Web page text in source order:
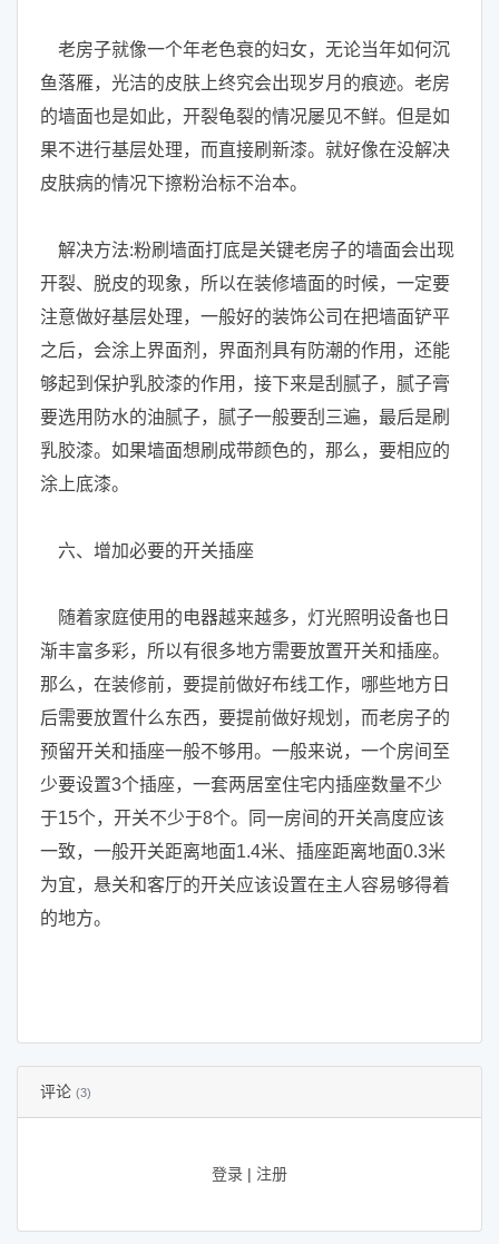
老房子就像一个年老色衰的妇女，无论当年如何沉
鱼落雁，光洁的皮肤上终究会出现岁月的痕迹。老房
的墙面也是如此，开裂龟裂的情况屡见不鲜。但是如
果不进行基层处理，而直接刷新漆。就好像在没解决
皮肤病的情况下擦粉治标不治本。
解决方法:粉刷墙面打底是关键老房子的墙面会出现
开裂、脱皮的现象，所以在装修墙面的时候，一定要
注意做好基层处理，一般好的装饰公司在把墙面铲平
之后，会涂上界面剂，界面剂具有防潮的作用，还能
够起到保护乳胶漆的作用，接下来是刮腻子，腻子膏
要选用防水的油腻子，腻子一般要刮三遍，最后是刷
乳胶漆。如果墙面想刷成带颜色的，那么，要相应的
涂上底漆。
六、增加必要的开关插座
随着家庭使用的电器越来越多，灯光照明设备也日
渐丰富多彩，所以有很多地方需要放置开关和插座。
那么，在装修前，要提前做好布线工作，哪些地方日
后需要放置什么东西，要提前做好规划，而老房子的
预留开关和插座一般不够用。一般来说，一个房间至
少要设置3个插座，一套两居室住宅内插座数量不少
于15个，开关不少于8个。同一房间的开关高度应该
一致，一般开关距离地面1.4米、插座距离地面0.3米
为宜，悬关和客厅的开关应该设置在主人容易够得着
的地方。
评论 (3)
登录 | 注册